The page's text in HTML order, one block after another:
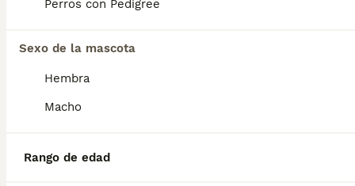
Perros con Pedigree
Sexo de la mascota
Hembra
Macho
Rango de edad
aproximadamente 386€, aunque los precios
ubicación.
¿Cómo es el carácter de